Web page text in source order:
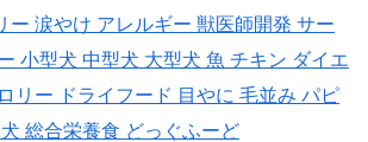
ー 涙やけ アレルギー 獣医師開発 サー
小型犬 中型犬 大型犬 魚 チキン ダイエ
リー ドライフード 目やに 毛並み パピ
総合栄養食 どっぐふーど